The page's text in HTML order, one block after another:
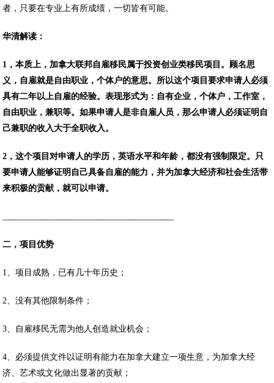
者，只要在专业上有所成绩，一切皆有可能。
华清解读：
1，本质上，加拿大联邦自雇移民属于投资创业类移民项目。顾名思
义，自雇就是自由职业，个体户的意思。所以这个项目要求申请人必须
具有二年以上自雇的经验。表现形式为：自有企业，个体户，工作室，
自由职业，兼职等。如果申请人是非自雇人员，那么申请人必须证明自
己兼职的收入大于全职收入。
2，这个项目对申请人的学历，英语水平和年龄，都没有强制限定。只
要申请人能够证明自己具备自雇的能力，并为加拿大经济和社会生活带
来积极的贡献，就可以申请。
二，项目优势
1、项目成熟，已有几十年历史；
2、没有其他限制条件；
3、自雇移民无需为他人创造就业机会；
4、必须提供文件以证明有能力在加拿大建立一项生意，为加拿大经
济、艺术或文化做出显著的贡献；